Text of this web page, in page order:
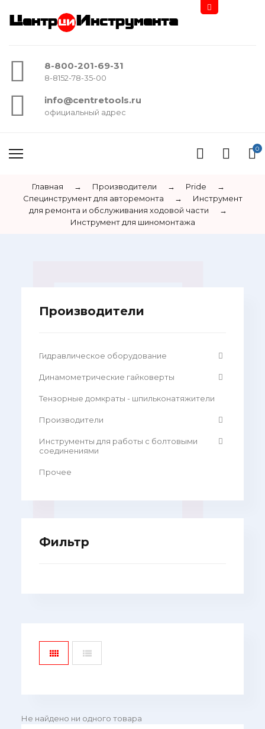
Центр Инструмента
8-800-201-69-31
8-8152-78-35-00
info@centretools.ru
официальный адрес
0
Главная → Производители → Pride
→
Специнструмент для авторемонта
→
Инструмент
для ремонта и обслуживания ходовой части
→
Инструмент для шиномонтажа
Производители
Гидравлическое оборудование
Динамометрические гайковерты
Тензорные домкраты - шпильконатяжители
Производители
Инструменты для работы с болтовыми
соединениями
Прочее
Фильтр
Не найдено ни одного товара